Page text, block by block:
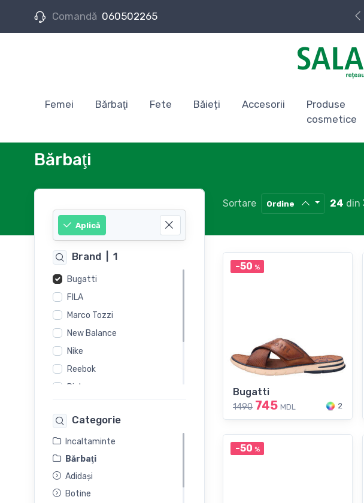
Comandă 060502265
Femei Bărbaţi Fete Băieți Accesorii
Produse
cosmetice
Bărbaţi
Aplică
Brand 1
Bugatti
FILA
Marco Tozzi
New Balance
Nike
Reebok
Rieker
Salamander
Skechers
Categorie
Incaltaminte
Bărbaţi
Adidași
Botine
Sortare Ordine 24 din
-50 %
Bugatti
1490 745 MDL 2
-50 %